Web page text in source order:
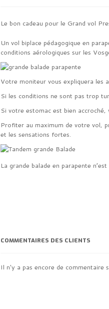
Le bon cadeau pour le Grand vol
Un vol biplace pédagogique en
conditions aérologiques sur les
Votre moniteur vous expliquera les
Si les conditions ne sont pas trop
Si votre estomac est bien accroché,
Profiter au maximum de votre vol,
et les sensations fortes.
La grande balade en parapente
COMMENTAIRES DES CLIENTS
Il n'y a pas encore de commentaire